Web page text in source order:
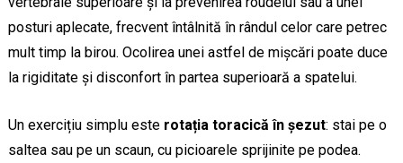
posturi aplecate, frecvent întâlnită în rândul celor care petrec
mult timp la birou. Ocolirea unei astfel de mișcări poate duce
la rigiditate și disconfort în partea superioară a spatelui.
Un exercițiu simplu este rotația toracică în șezut: stai pe o
saltea sau pe un scaun, cu picioarele sprijinite pe podea.